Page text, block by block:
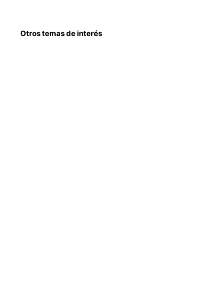
Otros temas de interés